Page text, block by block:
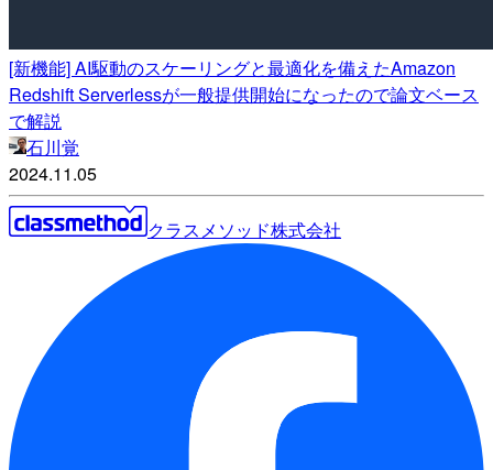
[新機能] AI駆動のスケーリングと最適化を備えたAmazon
Redshift Serverlessが一般提供開始になったので論文ベース
で解説
石川覚
2024.11.05
クラスメソッド株式会社